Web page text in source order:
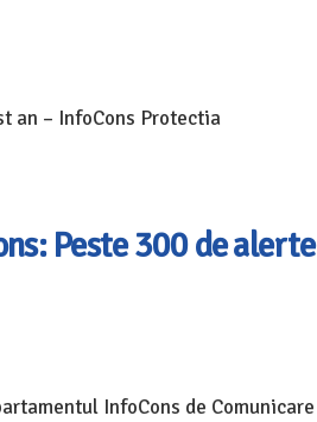
an – InfoCons Protectia
Peste 300 de alerte
InfoCons de Comunicare